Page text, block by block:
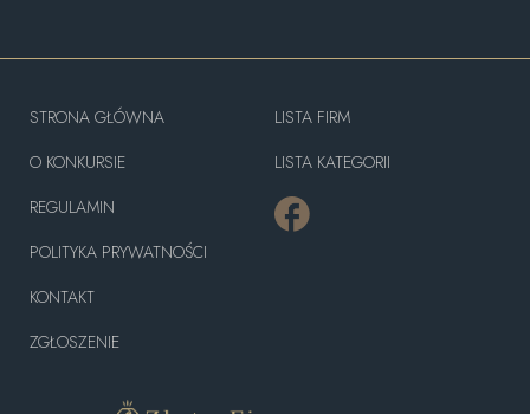
STRONA GŁÓWNA
O KONKURSIE
REGULAMIN
POLITYKA PRYWATNOŚCI
KONTAKT
ZGŁOSZENIE
LISTA FIRM
LISTA KATEGORII